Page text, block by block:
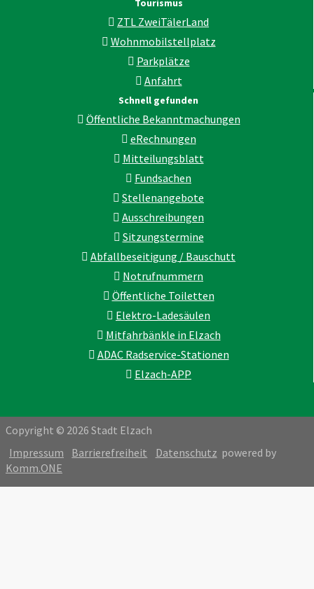
Tourismus
ZTL ZweiTälerLand
Wohnmobilstellplatz
Parkplätze
Anfahrt
Schnell gefunden
Öffentliche Bekanntmachungen
eRechnungen
Mitteilungsblatt
Fundsachen
Stellenangebote
Ausschreibungen
Sitzungstermine
Abfallbeseitigung / Bauschutt
Notrufnummern
Öffentliche Toiletten
Elektro-Ladesäulen
Mitfahrbänkle in Elzach
ADAC Radservice-Stationen
Elzach-APP
Copyright © 2026 Stadt Elzach
Impressum
Barrierefreiheit Datenschutz powered by
Komm.ONE